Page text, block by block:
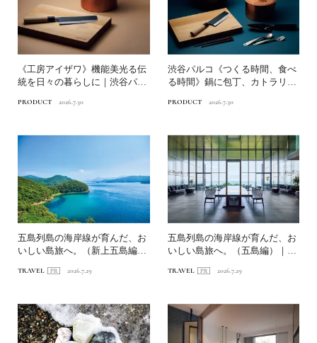
《工房アイザワ》機能美光る伝
統を日々の暮らしに｜渋谷パル
PRODUCT 2026.7.30
渋谷パルコ《つくる時間、食べ
る時間》鍋に包丁、カトラリ
PRODUCT 2026.7.30
五島列島の海岸線が育んだ、お
いしい島旅へ。（新上五島編）
TRAVEL 2026.7.29
五島列島の海岸線が育んだ、お
いしい島旅へ。（五島編）｜
TRAVEL 2026.7.29